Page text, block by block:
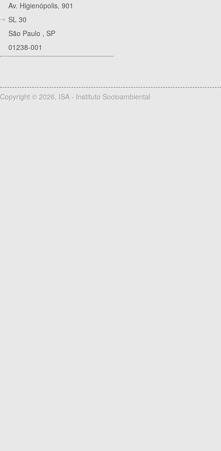
Av. Higienópolis, 901
SL 30
São Paulo , SP
01238-001
Copyright © 2026, ISA - Instituto Socioambiental